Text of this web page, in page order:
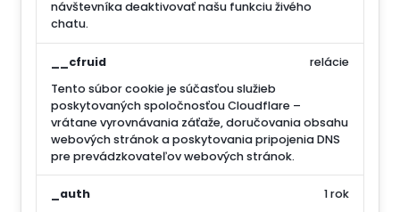
návštevníka deaktivovať našu funkciu živého
chatu.
__cfruid
Tento súbor cookie je súčasťou služieb
poskytovaných spoločnosťou Cloudflare –
vrátane vyrovnávania záťaže, doručovania obsahu
webových stránok a poskytovania pripojenia DNS
pre prevádzkovateľov webových stránok.
relácie
_auth
1 rok